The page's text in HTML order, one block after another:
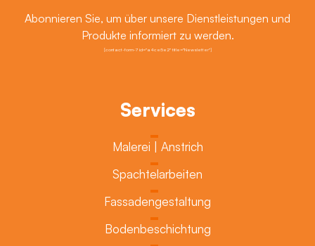
Abonnieren Sie, um über unsere Dienstleistungen und
Produkte informiert zu werden.
[contact-form-7 id="a4ce5e2" title="Newsletter"]
Services
Malerei | Anstrich
Spachtelarbeiten
Fassadengestaltung
Bodenbeschichtung